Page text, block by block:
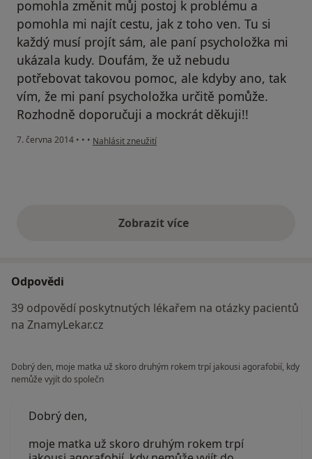
pomohla změnit můj postoj k problému a
pomohla mi najít cestu, jak z toho ven. Tu si
každý musí projít sám, ale paní psycholožka mi
ukázala kudy. Doufám, že už nebudu
potřebovat takovou pomoc, ale kdyby ano, tak
vím, že mi paní psycholožka určitě pomůže.
Rozhodně doporučuji a mockrát děkuji!!
7. června 2014 • • • podle názoru uživatele Váš účet byl odstraněn
Nahlásit zneužití
Zobrazit vícevýše uvedené názory
Odpovědi
39 odpovědí poskytnutých lékařem na otázky pacientů
na ZnamyLekar.cz
Dobrý den, moje matka už skoro druhým rokem trpí jakousi agorafobií, kdy
nemůže vyjít do společn
Dobrý den,
moje matka už skoro druhým rokem trpí